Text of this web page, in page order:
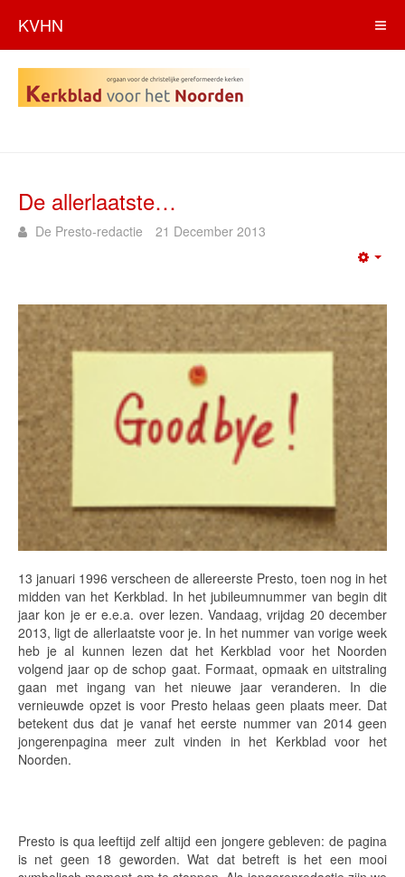
KVHN
De allerlaatste…
De Presto-redactie 21 December 2013
13 januari 1996 verscheen de allereerste Presto, toen nog in het
midden van het Kerkblad. In het jubileumnummer van begin dit
jaar kon je er e.e.a. over lezen. Vandaag, vrijdag 20 december
2013, ligt de allerlaatste voor je. In het nummer van vorige week
heb je al kunnen lezen dat het Kerkblad voor het Noorden
volgend jaar op de schop gaat. Formaat, opmaak en uitstraling
gaan met ingang van het nieuwe jaar veranderen. In die
vernieuwde opzet is voor Presto helaas geen plaats meer. Dat
betekent dus dat je vanaf het eerste nummer van 2014 geen
jongerenpagina meer zult vinden in het Kerkblad voor het
Noorden.
Presto is qua leeftijd zelf altijd een jongere gebleven: de pagina
is net geen 18 geworden. Wat dat betreft is het een mooi